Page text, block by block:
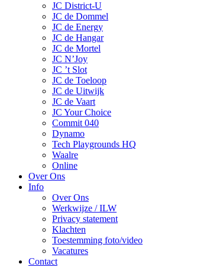
JC District-U
JC de Dommel
JC de Energy
JC de Hangar
JC de Mortel
JC N’Joy
JC ’t Slot
JC de Toeloop
JC de Uitwijk
JC de Vaart
JC Your Choice
Commit 040
Dynamo
Tech Playgrounds HQ
Waalre
Online
Over Ons
Info
Over Ons
Werkwijze / ILW
Privacy statement
Klachten
Toestemming foto/video
Vacatures
Contact